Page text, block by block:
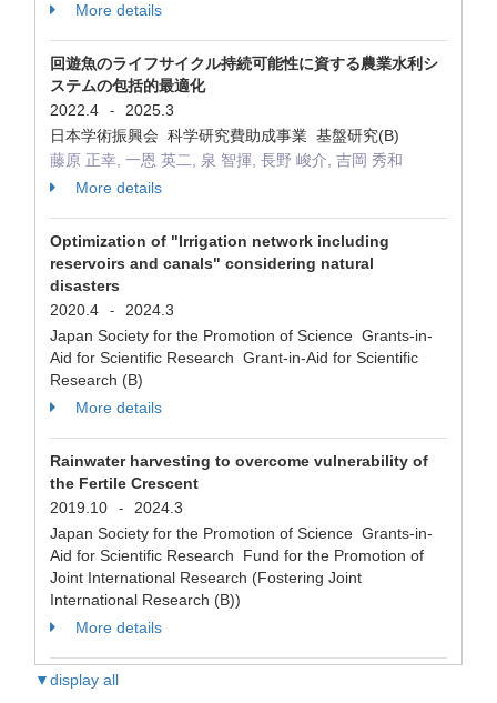
More details
回遊魚のライフサイクル持続可能性に資する農業水利シ
ステムの包括的最適化
2022.4
-
2025.3
日本学術振興会 科学研究費助成事業 基盤研究(B)
藤原 正幸, 一恩 英二, 泉 智揮, 長野 峻介, 吉岡 秀和
More details
Optimization of "Irrigation network including
reservoirs and canals" considering natural
disasters
2020.4
-
2024.3
Japan Society for the Promotion of Science Grants-in-
Aid for Scientific Research Grant-in-Aid for Scientific
Research (B)
More details
Rainwater harvesting to overcome vulnerability of
the Fertile Crescent
2019.10
-
2024.3
Japan Society for the Promotion of Science Grants-in-
Aid for Scientific Research Fund for the Promotion of
Joint International Research (Fostering Joint
International Research (B))
More details
▼display all